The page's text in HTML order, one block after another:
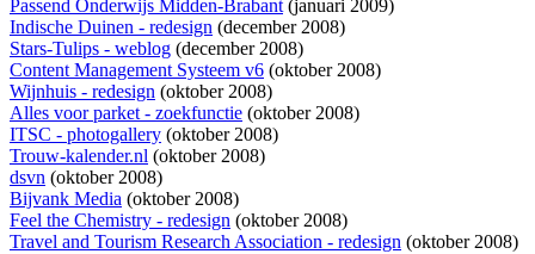
Passend Onderwijs Midden-Brabant(januari 2009)
Indische Duinen - redesign (december 2008)
Stars-Tulips - weblog (december 2008)
Content Management Systeem v6 (oktober 2008)
Wijnhuis - redesign (oktober 2008)
Alles voor parket - zoekfunctie (oktober 2008)
ITSC - photogallery (oktober 2008)
Trouw-kalender.nl (oktober 2008)
dsvn (oktober 2008)
Bijvank Media (oktober 2008)
Feel the Chemistry - redesign (oktober 2008)
Travel and Tourism Research Association - redesign (oktober 2008)